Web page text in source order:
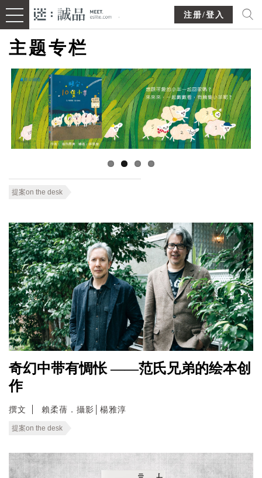
注册/登入
主题专栏
提案on the desk
奇幻中带有惆怅 ——范氏兄弟的绘本创
作
撰文 賴柔蒨．攝影│楊雅淳
提案on the desk